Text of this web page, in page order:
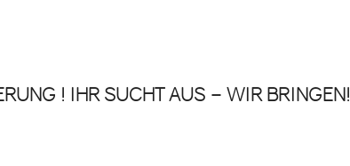
! IHR SUCHT AUS – WIR BRINGEN!